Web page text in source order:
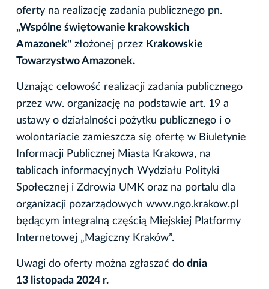
oferty na realizację zadania publicznego pn.
„Wspólne świętowanie krakowskich
Amazonek" złożonej przez Krakowskie
Towarzystwo Amazonek.
Uznając celowość realizacji zadania publicznego
przez ww. organizację na podstawie art. 19 a
ustawy o działalności pożytku publicznego i o
wolontariacie zamieszcza się ofertę w Biuletynie
Informacji Publicznej Miasta Krakowa, na
tablicach informacyjnych Wydziału Polityki
Społecznej i Zdrowia UMK oraz na portalu dla
organizacji pozarządowych www.ngo.krakow.pl
będącym integralną częścią Miejskiej Platformy
Internetowej „Magiczny Kraków”.
Uwagi do oferty można zgłaszać do dnia
13 listopada 2024 r.